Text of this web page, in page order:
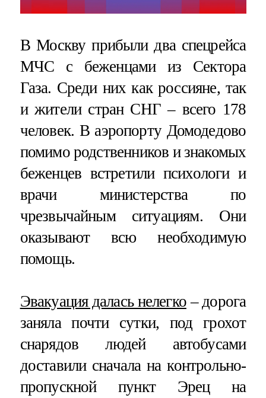
В Москву прибыли два спецрейса
МЧС с беженцами из Сектора
Газа. Среди них как россияне, так
и жители стран СНГ – всего 178
человек. В аэропорту Домодедово
помимо родственников и знакомых
беженцев встретили психологи и
врачи министерства по
чрезвычайным ситуациям. Они
оказывают всю необходимую
помощь.
Эвакуация далась нелегко– дорога
заняла почти сутки, под грохот
снарядов людей автобусами
доставили сначала на контрольно-
пропускной пункт Эрец на